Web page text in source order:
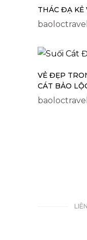
THÁC ĐẠ KẺ
baoloctravel
VẺ ĐẸP
CÁT BẢO
baoloctravel